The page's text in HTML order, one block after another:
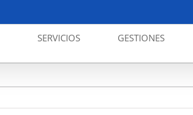
SERVICIOS GESTIONES